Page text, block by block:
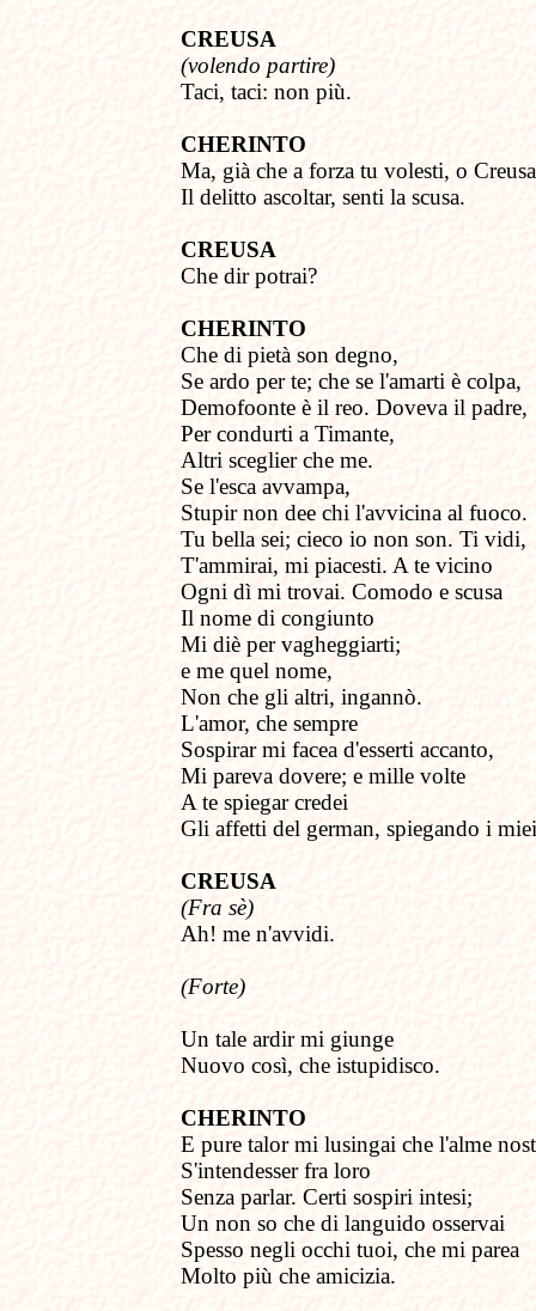
CREUSA
(volendo partire)
Taci, taci: non più.
CHERINTO
Ma, già che a forza tu volesti, o
Il delitto ascoltar, senti la scusa.
CREUSA
Che dir potrai?
CHERINTO
Che di pietà son degno,
Se ardo per te; che se l'amarti è colpa,
Demofoonte è il reo. Doveva il padre,
Per condurti a Timante,
Altri sceglier che me.
Se l'esca avvampa,
Stupir non dee chi l'avvicina al fuoco.
Tu bella sei; cieco io non son. Ti vidi,
T'ammirai, mi piacesti. A te vicino
Ogni dì mi trovai. Comodo e scusa
Il nome di congiunto
Mi diè per vagheggiarti;
e me quel nome,
Non che gli altri, ingannò.
L'amor, che sempre
Sospirar mi facea d'esserti accanto,
Mi pareva dovere; e mille volte
A te spiegar credei
Gli affetti del german, spiegando i
CREUSA
(Fra sè)
Ah! me n'avvidi.
(Forte)
Un tale ardir mi giunge
Nuovo così, che istupidisco.
CHERINTO
E pure talor mi lusingai che l'alme
S'intendesser fra loro
Senza parlar. Certi sospiri intesi;
Un non so che di languido osservai
Spesso negli occhi tuoi, che mi parea
Molto più che amicizia.